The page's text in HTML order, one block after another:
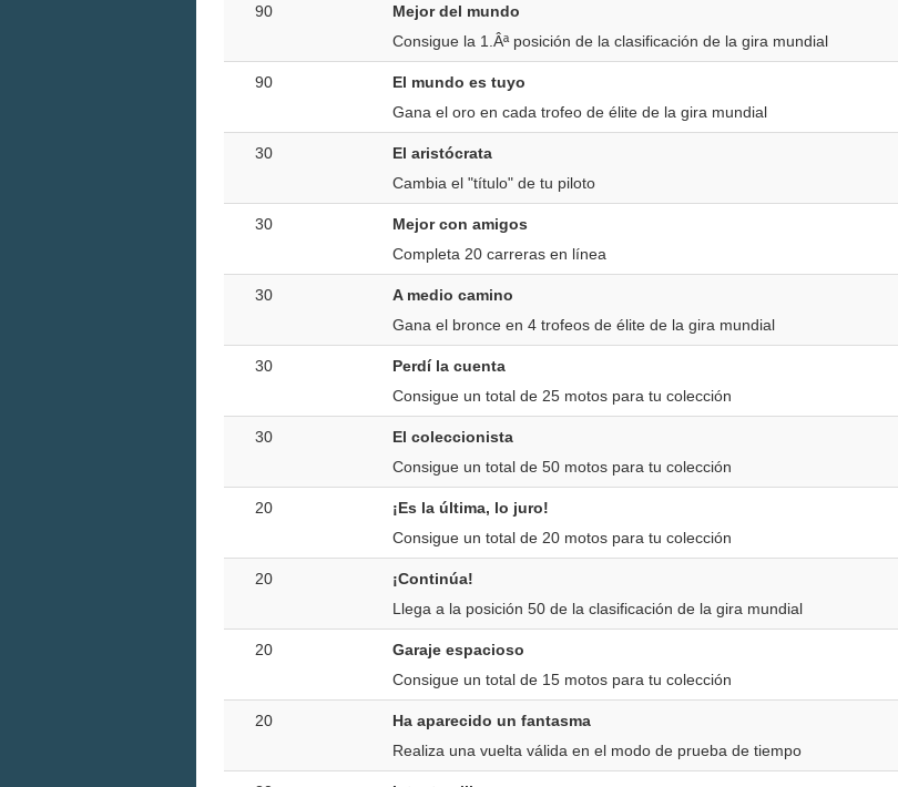
90
Mejor del mundo
Consigue la 1.Âª posición de la clasificación de la gira mundial
90
El mundo es tuyo
Gana el oro en cada trofeo de élite de la gira mundial
30
El aristócrata
Cambia el "título" de tu piloto
30
Mejor con amigos
Completa 20 carreras en línea
30
A medio camino
Gana el bronce en 4 trofeos de élite de la gira mundial
30
Perdí la cuenta
Consigue un total de 25 motos para tu colección
30
El coleccionista
Consigue un total de 50 motos para tu colección
20
¡Es la última, lo juro!
Consigue un total de 20 motos para tu colección
20
¡Continúa!
Llega a la posición 50 de la clasificación de la gira mundial
20
Garaje espacioso
Consigue un total de 15 motos para tu colección
20
Ha aparecido un fantasma
Realiza una vuelta válida en el modo de prueba de tiempo